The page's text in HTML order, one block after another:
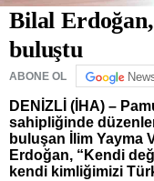
Bilal
buluştu
ABONE OL
DENİZLİ (İHA) –
sahipliğinde
buluşan İlim Yayma
Erdoğan, “Kendi
kendi kimliğimizi